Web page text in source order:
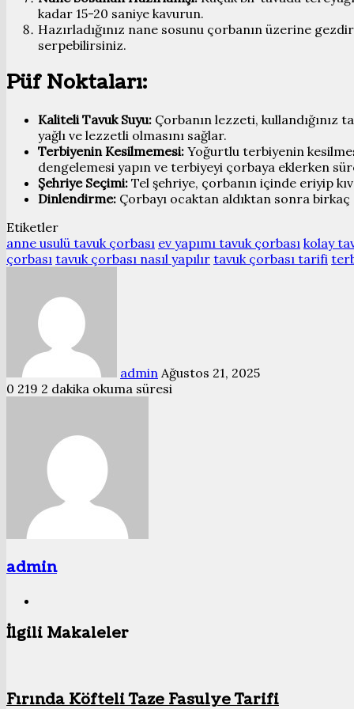
kadar 15-20 saniye kavurun.
Hazırladığınız nane sosunu çorbanın üzerine
serpebilirsiniz.
Püf Noktaları:
Kaliteli Tavuk Suyu: Çorbanın lezzeti, kullandığınız
yağlı ve lezzetli olmasını sağlar.
Terbiyenin Kesilmemesi: Yoğurtlu terbiyenin
dengelemesi yapın ve terbiyeyi çorbaya eklerken
Şehriye Seçimi: Tel şehriye, çorbanın içinde eriyip
Dinlendirme: Çorbayı ocaktan aldıktan sonra
Etiketler
anne usulü tavuk çorbası ev yapımı tavuk çorbası kolay
çorbası tavuk çorbası nasıl yapılır tavuk çorbası tarifi
admin Ağustos 21, 2025
0 219 2 dakika okuma süresi
admin
İlgili Makaleler
Fırında Köfteli Taze Fasulye Tarifi